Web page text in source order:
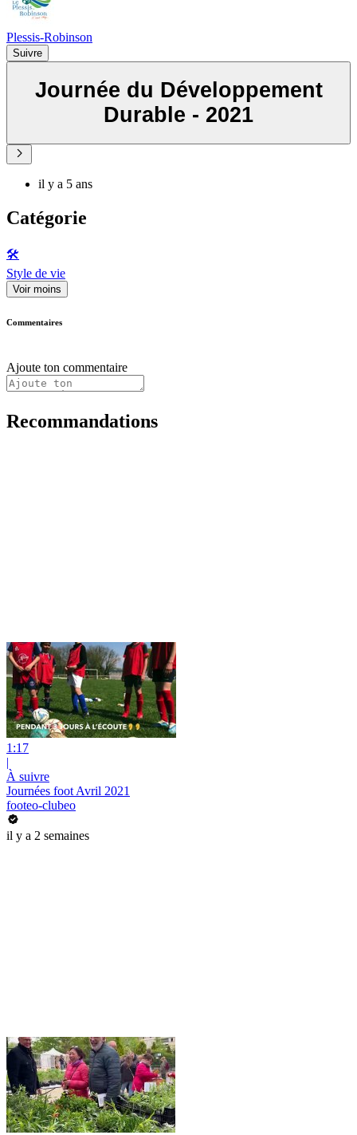
Plessis-Robinson
Suivre
Journée du Développement
Durable - 2021
il y a 5 ans
Catégorie
🛠️
Style de vie
Voir moins
Commentaires
Ajoute ton commentaire
Recommandations
1:17
|
À suivre
Journées foot Avril 2021
footeo-clubeo
il y a 2 semaines